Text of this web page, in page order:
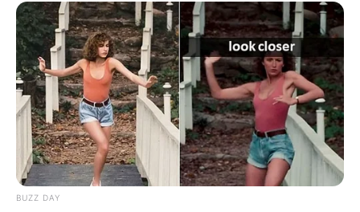
12 BAHAYRA
13 SQUASHA
14 PURE POWER
BUZZ DAY